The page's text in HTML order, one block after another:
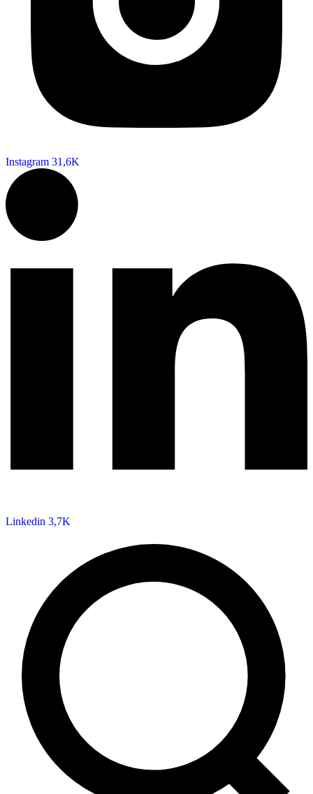
Instagram 31,6K
Linkedin 3,7K